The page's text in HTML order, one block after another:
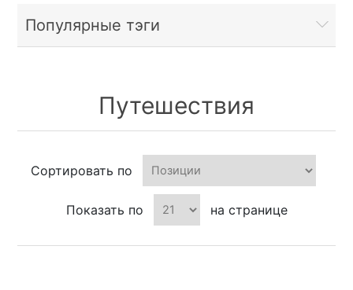
Популярные тэги
Путешествия
Сортировать по
Показать по на странице